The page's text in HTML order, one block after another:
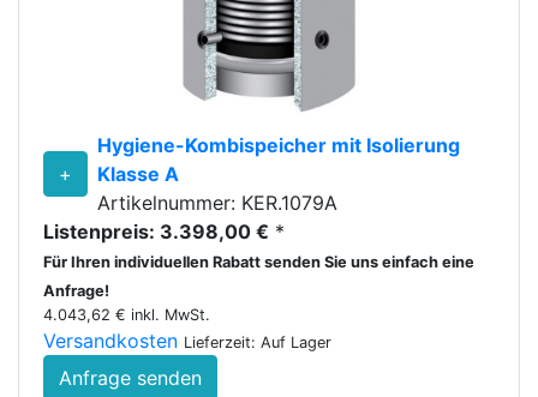
+
Hygiene-Kombispeicher mit Isolierung
Klasse A
Artikelnummer: KER.1079A
Listenpreis: 3.398,00 € *
Für Ihren individuellen Rabatt senden Sie uns einfach eine
Anfrage!
4.043,62 € inkl. MwSt.
Versandkosten Lieferzeit: Auf Lager
Anfrage senden